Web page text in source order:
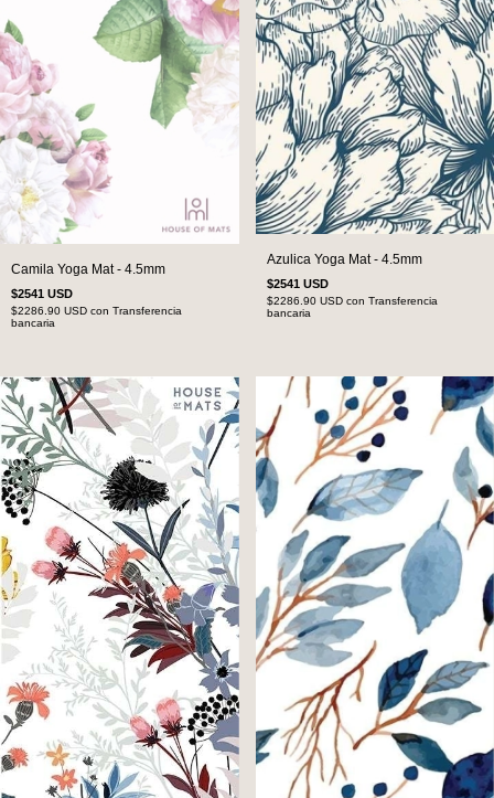
Camila Yoga Mat - 4.5mm
$2541 USD
$2286.90 USD con Transferencia
bancaria
Azulica Yoga Mat - 4.5mm
$2541 USD
$2286.90 USD con Transferencia
bancaria